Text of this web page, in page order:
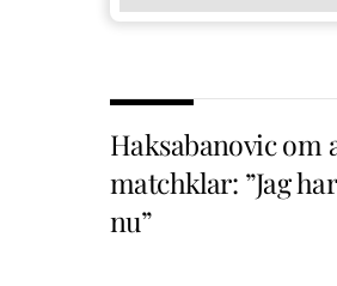
Haksabanovic om
matchklar: ”Jag
nu”